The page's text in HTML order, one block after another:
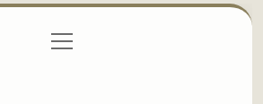
Gizlilik Politikası
menüyü
aç